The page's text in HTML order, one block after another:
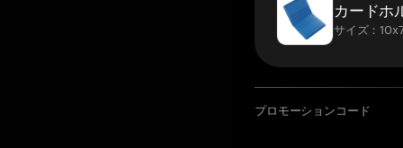
カードホ
サイズ：
プロモーションコード